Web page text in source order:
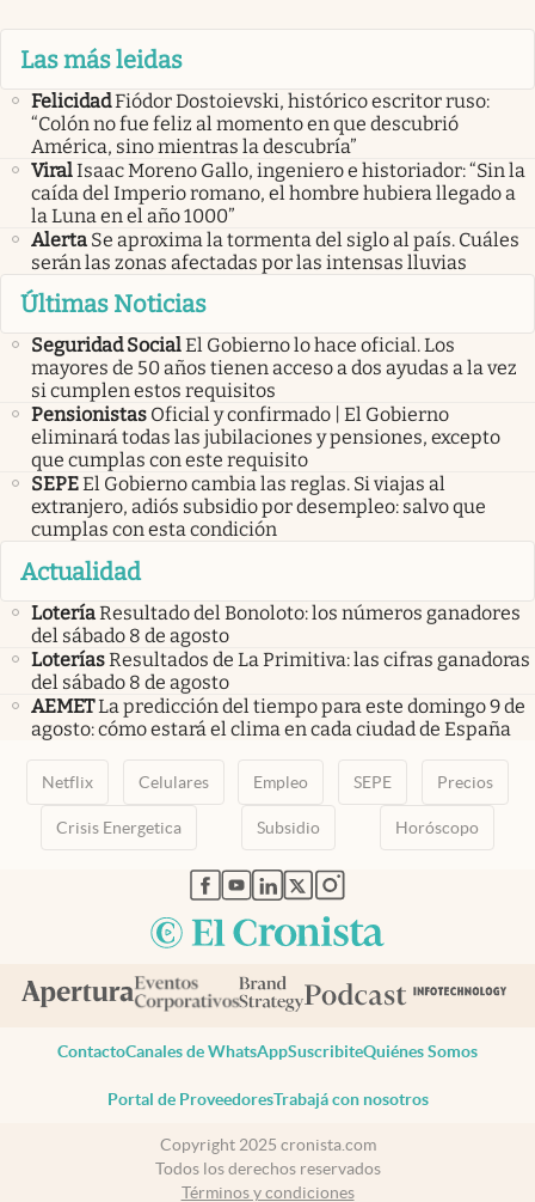
Las más leidas
FelicidadFiódor Dostoievski, histórico escritor ruso:
“Colón no fue feliz al momento en que descubrió
América, sino mientras la descubría”
ViralIsaac Moreno Gallo, ingeniero e historiador: “Sin la
caída del Imperio romano, el hombre hubiera llegado a
la Luna en el año 1000”
Alerta Se aproxima la tormenta del siglo al país. Cuáles
serán las zonas afectadas por las intensas lluvias
Últimas Noticias
Seguridad SocialEl Gobierno lo hace oficial. Los
mayores de 50 años tienen acceso a dos ayudas a la vez
si cumplen estos requisitos
Pensionistas Oficial y confirmado | El Gobierno
eliminará todas las jubilaciones y pensiones, excepto
que cumplas con este requisito
SEPEEl Gobierno cambia las reglas. Si viajas al
extranjero, adiós subsidio por desempleo: salvo que
cumplas con esta condición
Actualidad
LoteríaResultado del Bonoloto: los números ganadores
del sábado 8 de agosto
LoteríasResultados de La Primitiva: las cifras ganadoras
del sábado 8 de agosto
AEMETLa predicción del tiempo para este domingo 9 de
agosto: cómo estará el clima en cada ciudad de España
Netflix Celulares Empleo SEPE Precios
Crisis Energetica Subsidio Horóscopo
abre en nueva pestaña
abre en nueva pestaña
abre en nueva pestaña
abre en nueva pestaña
abre en nueva pestaña
ContactoCanales de WhatsAppSuscribiteQuiénes Somos
Portal de ProveedoresTrabajá con nosotros
Copyright 2025 cronista.com
Todos los derechos reservados
Términos y condiciones